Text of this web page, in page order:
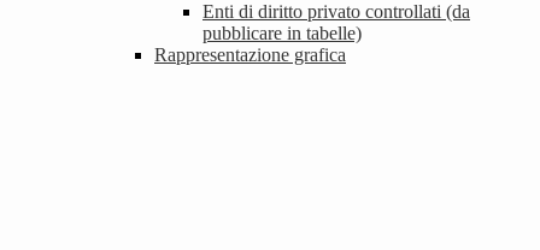
Enti di diritto privato controllati (da
pubblicare in tabelle)
Rappresentazione grafica